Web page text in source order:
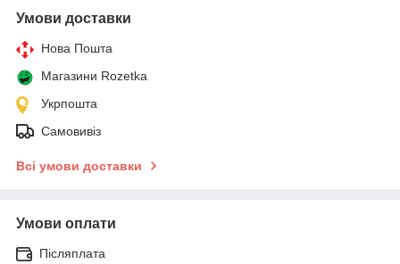
Умови доставки
Нова Пошта
Магазини Rozetka
Укрпошта
Самовивіз
Всі умови доставки
Умови оплати
Післяплата